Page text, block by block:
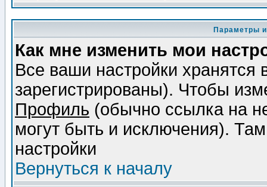
Параметры
Как мне изменить мои
Все ваши настройки
зарегистрированы). Чтобы
Профиль (обычно ссылка на
могут быть и исключения).
настройки
Вернуться к началу